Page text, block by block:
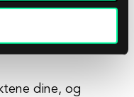
spesifikke krav.
dine, og